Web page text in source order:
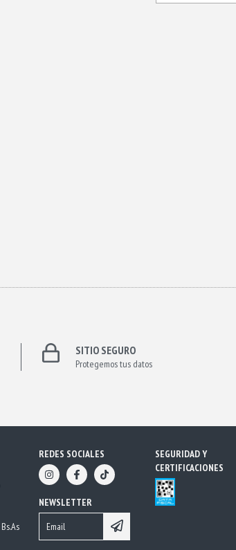
SITIO SEGURO
Protegemos tus datos
REDES SOCIALES
NEWSLETTER
SEGURIDAD Y
CERTIFICACIONES